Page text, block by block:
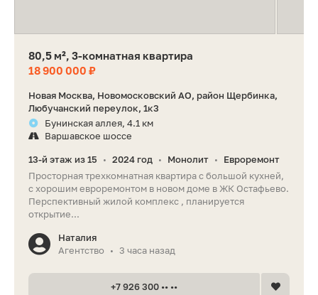
80,5 м², 3-комнатная квартира
18 900 000 ₽
Новая Москва, Новомосковский АО, район Щербинка,
Любучанский переулок, 1к3
Бунинская аллея, 4.1 км
Варшавское шоссе
13-й этаж из 15 • 2024 год • Монолит •
Евроремонт
Просторная трехкомнатная квартира с большой кухней,
с хорошим евроремонтом в новом доме в ЖК Остафьево.
Перспективный жилой комплекс , планируется
открытие...
Наталия
Агентство
• 3 часа назад
+7 926 300 •• ••